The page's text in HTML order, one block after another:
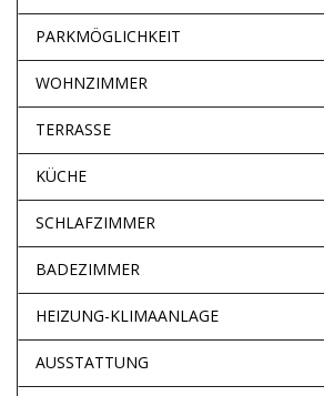
PARKMÖGLICHKEIT
WOHNZIMMER
TERRASSE
KÜCHE
SCHLAFZIMMER
BADEZIMMER
HEIZUNG-KLIMAANLAGE
AUSSTATTUNG